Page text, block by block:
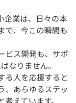
企業は、日々の本
で、今この瞬間も
ビス開発も、サポ
なりません。
る人を応援すると
、あらゆるステッ